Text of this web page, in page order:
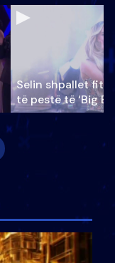
Selin shpallet
të pestë të ‘Big